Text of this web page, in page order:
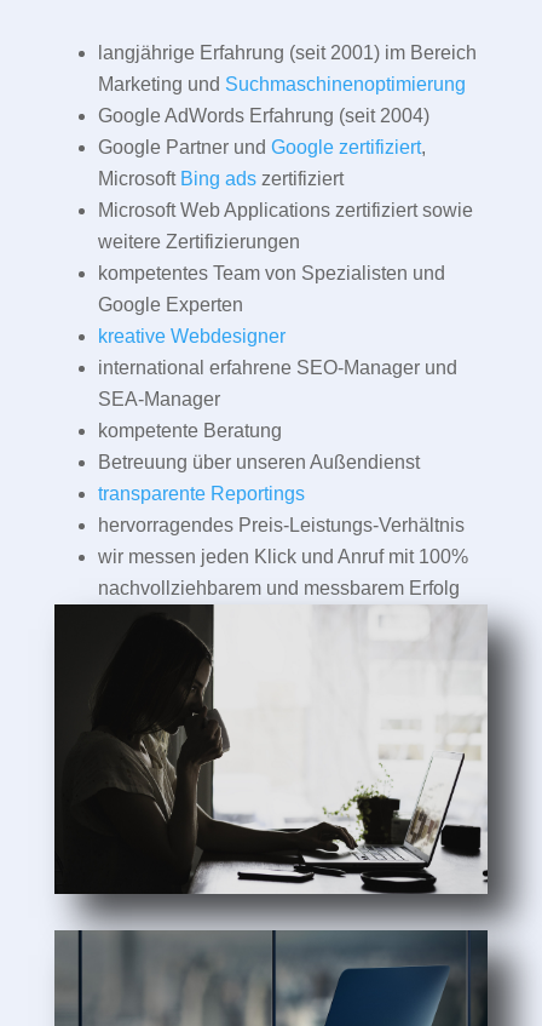
langjährige Erfahrung (seit 2001) im Bereich
Marketing und Suchmaschinenoptimierung
Google AdWords Erfahrung (seit 2004)
Google Partner und Google zertifiziert,
Microsoft Bing adszertifiziert
Microsoft Web Applications zertifiziert sowie
weitere Zertifizierungen
kompetentes Team von Spezialisten und
Google Experten
kreative Webdesigner
international erfahrene SEO-Manager und
SEA-Manager
kompetente Beratung
Betreuung über unseren Außendienst
transparente Reportings
hervorragendes Preis-Leistungs-Verhältnis
wir messen jeden Klick und Anruf mit 100%
nachvollziehbarem und messbarem Erfolg